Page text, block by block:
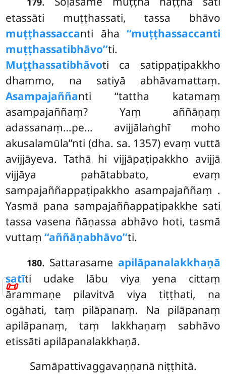
📜
etassāti muṭṭhassati, tassa bhāvo
muṭṭhassaccanti āha ‘‘muṭṭhassaccanti
muṭṭhassatibhāvo’’ti.
Muṭṭhassatibhāvoti ca satippaṭipakkho
dhammo, na satiyā abhāvamattaṃ.
Asampajaññanti ‘‘tattha katamaṃ
asampajaññaṃ? Yaṃ aññāṇaṃ
adassanaṃ…pe… avijjālaṅghī moho
akusalamūla’’nti (dha. sa. 1357) evaṃ vuttā
avijjāyeva. Tathā hi vijjāpaṭipakkho avijjā
vijjāya pahātabbato, evaṃ
sampajaññappaṭipakkho asampajaññaṃ .
Yasmā pana sampajaññappaṭipakkhe sati
tassa vasena ñāṇassa abhāvo hoti, tasmā
vuttaṃ‘‘aññāṇabhāvo’’ti.
180. Sattarasame apilāpanalakkhaṇā
satīti udake lābu viya yena cittaṃ
ārammaṇe pilavitvā viya tiṭṭhati, na
ogāhati, taṃ pilāpanaṃ. Na pilāpanaṃ
apilāpanaṃ, taṃ lakkhaṇaṃ sabhāvo
etissāti apilāpanalakkhaṇā.
Samāpattivaggavaṇṇanā niṭṭhitā.